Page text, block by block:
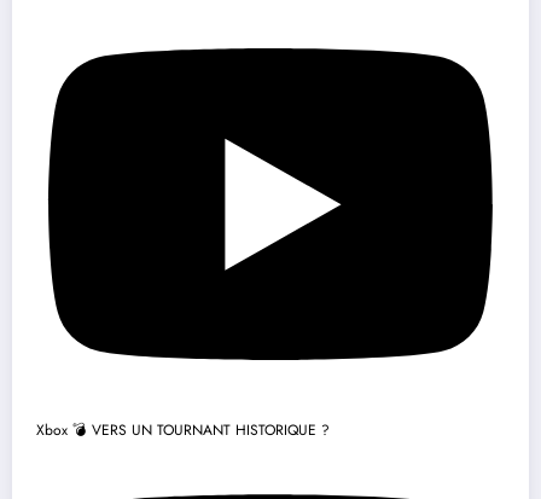
Xbox 💣 VERS UN TOURNANT HISTORIQUE ?